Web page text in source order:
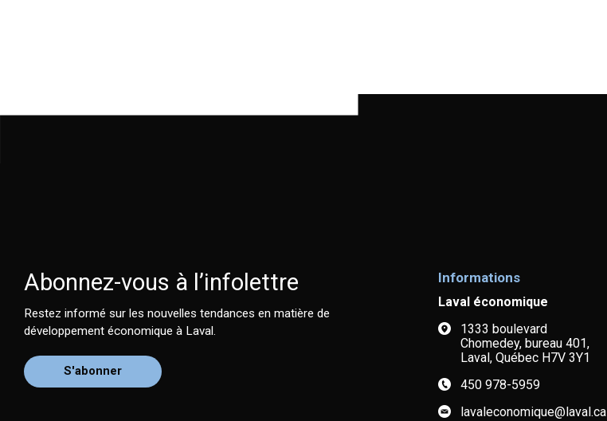
Abonnez-vous à l’infolettre
Restez informé sur les nouvelles tendances en matière de
développement économique à Laval.
S'abonner
Informations
Laval économique
1333 boulevard
Chomedey, bureau 401,
Laval, Québec H7V 3Y1
450 978-5959
lavaleconomique@laval.ca